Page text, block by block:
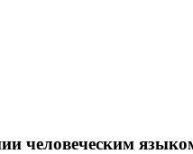
человеческим